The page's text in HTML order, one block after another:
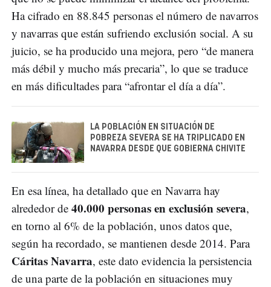
Ha cifrado en 88.845 personas el número de navarros
y navarras que están sufriendo exclusión social. A su
juicio, se ha producido una mejora, pero “de manera
más débil y mucho más precaria”, lo que se traduce
en más dificultades para “afrontar el día a día”.
LA POBLACIÓN EN SITUACIÓN DE
POBREZA SEVERA SE HA TRIPLICADO EN
NAVARRA DESDE QUE GOBIERNA CHIVITE
En esa línea, ha detallado que en Navarra hay
alrededor de 40.000 personas en exclusión severa,
en torno al 6% de la población, unos datos que,
según ha recordado, se mantienen desde 2014. Para
Cáritas Navarra, este dato evidencia la persistencia
de una parte de la población en situaciones muy